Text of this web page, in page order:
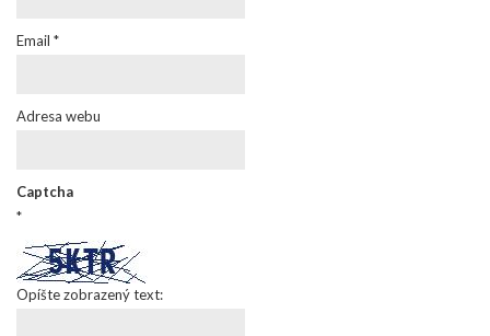
Email *
Adresa webu
Captcha
*
Opíšte zobrazený text: